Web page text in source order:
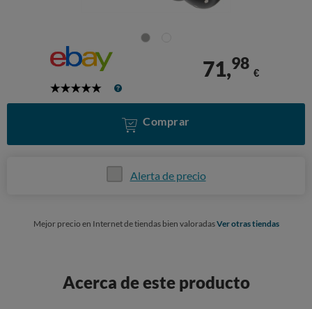
5
71,98
€
Comprar
Alerta de precio
Mejor precio en Internet de tiendas bien valoradasVer otras tiendas
Acerca de este producto